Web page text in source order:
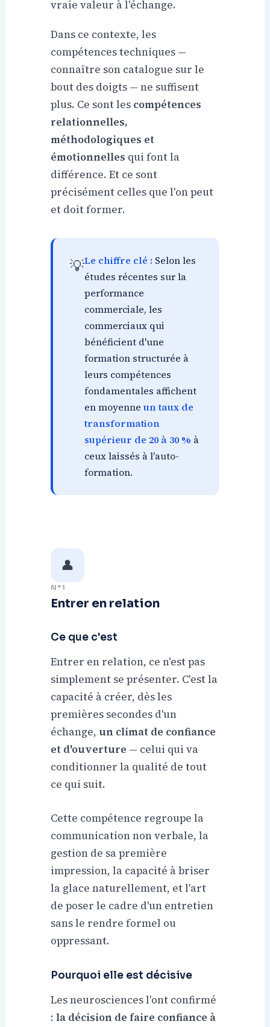
vraie valeur à l'échange.
Dans ce contexte, les
compétences techniques —
connaître son catalogue sur le
bout des doigts — ne suffisent
plus. Ce sont les compétences
relationnelles,
méthodologiques et
émotionnelles qui font la
différence. Et ce sont
précisément celles que l'on peut
et doit former.
💡Le chiffre clé : Selon les
études récentes sur la
performance
commerciale, les
commerciaux qui
bénéficient d'une
formation structurée à
leurs compétences
fondamentales affichent
en moyenneun taux de
transformation
supérieur de 20 à 30 % à
ceux laissés à l'auto-
formation.
👤
N°1
Entrer en relation
Ce que c'est
Entrer en relation, ce n'est pas
simplement se présenter. C'est la
capacité à créer, dès les
premières secondes d'un
échange,un climat de confiance
et d'ouverture — celui qui va
conditionner la qualité de tout
ce qui suit.
Cette compétence regroupe la
communication non verbale, la
gestion de sa première
impression, la capacité à briser
la glace naturellement, et l'art
de poser le cadre d'un entretien
sans le rendre formel ou
oppressant.
Pourquoi elle est décisive
Les neurosciences l'ont confirmé
:la décision de faire confiance à